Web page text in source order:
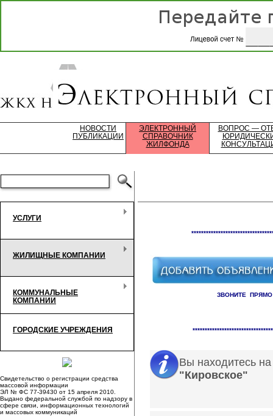
НОВОСТИ
ПУБЛИКАЦИИ
ЭЛЕКТРОННЫЙ
СПРАВОЧНИК
ЖИЛФОНДА
ВОПРОС —
УСЛУГИ
ЖИЛИЩНЫЕ КОМПАНИИ
КОММУНАЛЬНЫЕ
КОМПАНИИ
ГОРОДСКИЕ УЧРЕЖДЕНИЯ
Свидетельство о регистрации средства
массовой информации
ЭЛ № ФС 77-39430 от 15 апреля 2010.
Выдано федеральной службой по надзору в
сфере связи, информационных технологий
и массовых коммуникаций
ЗВОНИТЕ
Справочник
Вы находитесь
"Кировское"